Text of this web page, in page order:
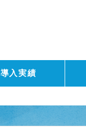
導入実績